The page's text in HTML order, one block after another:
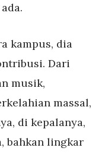
kampus, dia
Dari
musik,
massal,
di kepalanya,
bahkan lingkar